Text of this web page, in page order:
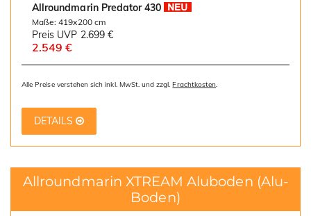
Allroundmarin Predator 430
Maße: 419x200 cm
Preis UVP 2.699 €
2.549 €
Alle Preise verstehen sich inkl. MwSt. und zzgl.Frachtkosten.
DETAILS
Allroundmarin XTREAM Aluboden (Alu-
Boden)